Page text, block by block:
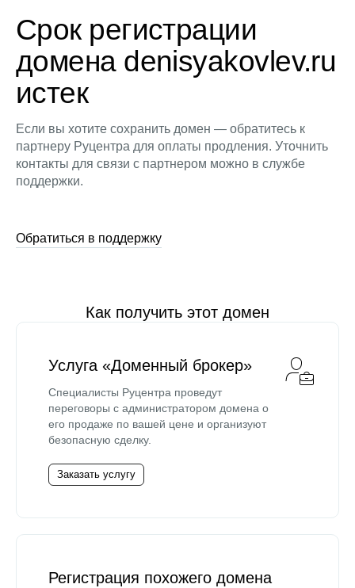
Срок регистрации
домена denisyakovlev.ru
истек
Если вы хотите сохранить домен — обратитесь к
партнеру Руцентра для оплаты продления. Уточнить
контакты для связи с партнером можно в службе
поддержки.
Обратиться в поддержку
Как получить этот домен
Услуга «Доменный брокер»
Специалисты Руцентра проведут
переговоры с администратором домена о
его продаже по вашей цене и организуют
безопасную сделку.
Заказать услугу
Регистрация похожего домена